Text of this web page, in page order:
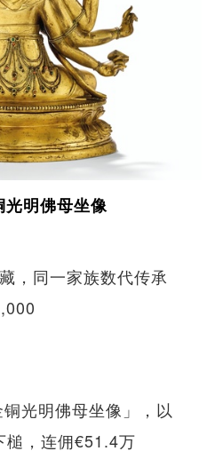
明佛母坐像
，同一家族数代传承
光明佛母坐像」，以
，连佣€51.4万